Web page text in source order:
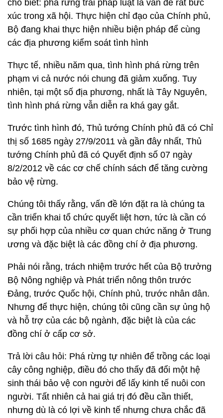
cho biết: phá rừng trái pháp luật là vấn đề rất bức
xúc trong xã hội. Thực hiện chỉ đạo của Chính phủ,
Bộ đang khai thực hiện nhiều biện pháp để cùng
các địa phương kiểm soát tình hình
Thực tế, nhiều năm qua, tình hình phá rừng trên
phạm vi cả nước nói chung đã giảm xuống. Tuy
nhiên, tại một số địa phương, nhất là Tây Nguyên,
tình hình phá rừng vẫn diễn ra khá gay gắt.
Trước tình hình đó, Thủ tướng Chính phủ đã có Chỉ
thị số 1685 ngày 27/9/2011 và gần đây nhất, Thủ
tướng Chính phủ đã có Quyết định số 07 ngày
8/2/2012 về các cơ chế chính sách để tăng cường
bảo vệ rừng.
Chúng tôi thấy rằng, vấn đề lớn đặt ra là chúng ta
cần triển khai tổ chức quyết liệt hơn, tức là cần có
sự phối hợp của nhiều cơ quan chức năng ở Trung
ương và đặc biệt là các đồng chí ở địa phương.
Phải nói rằng, trách nhiệm trước hết của Bộ trưởng
Bộ Nông nghiệp và Phát triển nông thôn trước
Đảng, trước Quốc hội, Chính phủ, trước nhân dân.
Nhưng để thực hiện, chúng tôi cũng cần sự ủng hộ
và hỗ trợ của các bộ ngành, đặc biệt là của các
đồng chí ở cấp cơ sở.
Trả lời câu hỏi: Phá rừng tự nhiên để trồng các loại
cây công nghiệp, điều đó cho thấy đã đổi một hệ
sinh thái bảo vệ con người để lấy kinh tế nuôi con
người. Tất nhiên cả hai giá trị đó đều cần thiết,
nhưng dù là có lợi về kinh tế nhưng chưa chắc đã